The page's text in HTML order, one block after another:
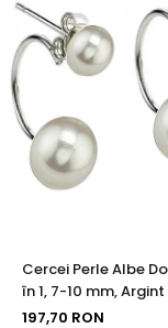
Cercei Perle Albe
în 1, 7-10 mm,
Placat cu Platină |
197,70 RON